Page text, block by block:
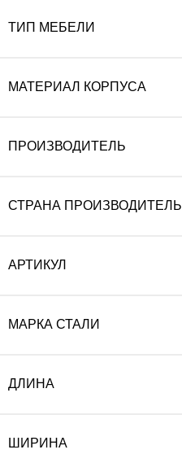
ТИП МЕБЕЛИ
МАТЕРИАЛ КОРПУСА
ПРОИЗВОДИТЕЛЬ
СТРАНА ПРОИЗВОДИТЕЛЬ
АРТИКУЛ
МАРКА СТАЛИ
ДЛИНА
ШИРИНА